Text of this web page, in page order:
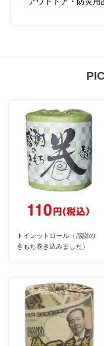
トイレットロール（感謝の
きもち巻き込みました）